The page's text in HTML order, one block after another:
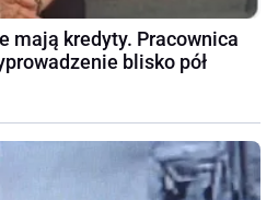
mają kredyty. Pracownica
blisko pół